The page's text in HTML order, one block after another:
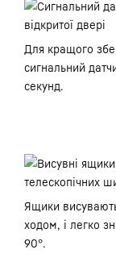
Для кращого
сигнальний
секунд.
Ящики
ходом, і легко
90°.